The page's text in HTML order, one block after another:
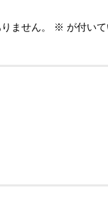
ません。 ※ が付い